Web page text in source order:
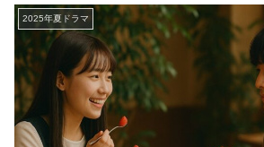
2025年夏ドラマ